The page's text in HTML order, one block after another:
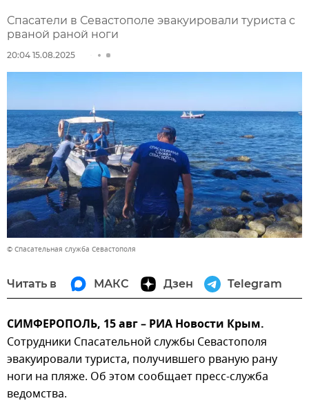
Спасатели в Севастополе эвакуировали туриста с
рваной раной ноги
20:04 15.08.2025
© Спасательная служба Севастополя
Читать в МАКС Дзен Telegram
СИМФЕРОПОЛЬ, 15 авг – РИА Новости Крым.
Сотрудники Спасательной службы Севастополя
эвакуировали туриста, получившего рваную рану
ноги на пляже. Об этом сообщает пресс-служба
ведомства.